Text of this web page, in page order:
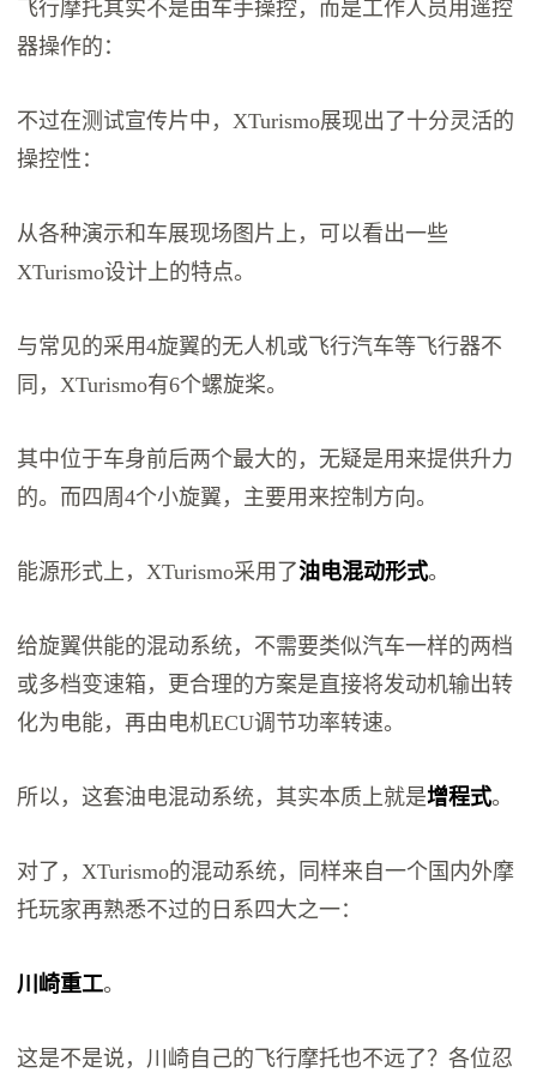
飞行摩托其实不是由车手操控，而是工作人员用遥控
器操作的：
不过在测试宣传片中，XTurismo展现出了十分灵活的
操控性：
从各种演示和车展现场图片上，可以看出一些
XTurismo设计上的特点。
与常见的采用4旋翼的无人机或飞行汽车等飞行器不
同，XTurismo有6个螺旋桨。
其中位于车身前后两个最大的，无疑是用来提供升力
的。而四周4个小旋翼，主要用来控制方向。
能源形式上，XTurismo采用了油电混动形式。
给旋翼供能的混动系统，不需要类似汽车一样的两档
或多档变速箱，更合理的方案是直接将发动机输出转
化为电能，再由电机ECU调节功率转速。
所以，这套油电混动系统，其实本质上就是增程式。
对了，XTurismo的混动系统，同样来自一个国内外摩
托玩家再熟悉不过的日系四大之一：
川崎重工。
这是不是说，川崎自己的飞行摩托也不远了？各位忍